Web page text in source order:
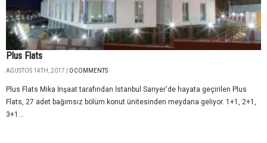
Plus Flats
AĞUSTOS 14TH, 2017 | 0 COMMENTS
Plus Flats Mika İnşaat tarafından İstanbul Sarıyer'de hayata geçirilen Plus
Flats, 27 adet bağımsız bölüm konut ünitesinden meydana geliyor. 1+1, 2+1,
3+1...